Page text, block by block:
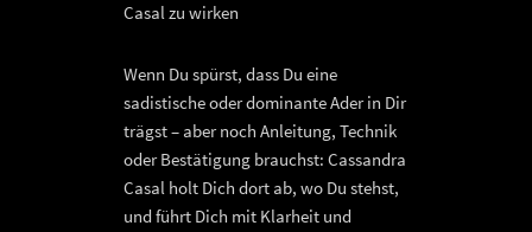
Casal zu wirken
Wenn Du spürst, dass Du eine
sadistische oder dominante Ader in Dir
trägst – aber noch Anleitung, Technik
oder Bestätigung brauchst: Cassandra
Casal holt Dich dort ab, wo Du stehst,
und führt Dich mit Klarheit und